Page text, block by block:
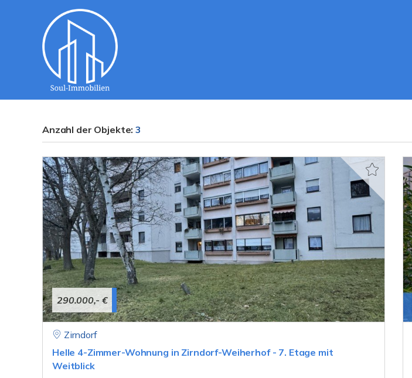
Anzahl der Objekte:3
290.000,- €
Zirndorf
Helle 4-Zimmer-Wohnung in Zirndorf-Weiherhof - 7. Etage mit
Weitblick